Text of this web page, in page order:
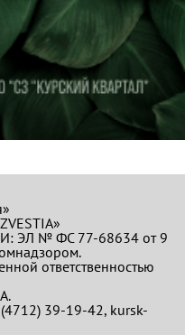
ЭЛ № ФС 77-68634 от 9
ответственностью
39-19-42, kursk-